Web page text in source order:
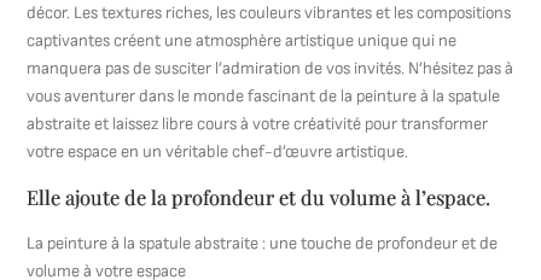
décor. Les textures riches, les couleurs vibrantes et les compositions
captivantes créent une atmosphère artistique unique qui ne
manquera pas de susciter l’admiration de vos invités. N’hésitez pas à
vous aventurer dans le monde fascinant de la peinture à la spatule
abstraite et laissez libre cours à votre créativité pour transformer
votre espace en un véritable chef-d’œuvre artistique.
Elle ajoute de la profondeur et du volume à l’espace.
La peinture à la spatule abstraite : une touche de profondeur et de
volume à votre espace